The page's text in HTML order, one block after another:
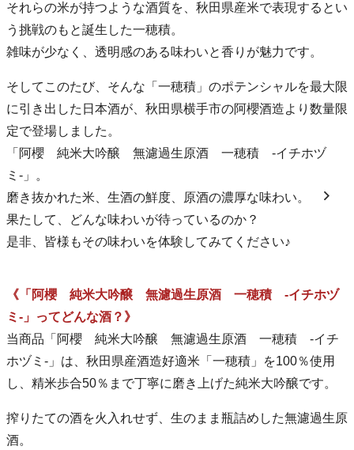
それらの米が持つような酒質を、秋田県産米で表現するとい
う挑戦のもと誕生した一穂積。
雑味が少なく、透明感のある味わいと香りが魅力です。
そしてこのたび、そんな「一穂積」のポテンシャルを最大限
に引き出した日本酒が、秋田県横手市の阿櫻酒造より数量限
定で登場しました。
「阿櫻 純米大吟醸 無濾過生原酒 一穂積 -イチホヅ
ミ-」。
磨き抜かれた米、生酒の鮮度、原酒の濃厚な味わい。
果たして、どんな味わいが待っているのか？
是非、皆様もその味わいを体験してみてください♪
《「阿櫻 純米大吟醸 無濾過生原酒 一穂積 -イチホヅ
ミ-」ってどんな酒？》
当商品「阿櫻 純米大吟醸 無濾過生原酒 一穂積 -イチ
ホヅミ-」は、秋田県産酒造好適米「一穂積」を100％使用
し、精米歩合50％まで丁寧に磨き上げた純米大吟醸です。
搾りたての酒を火入れせず、生のまま瓶詰めした無濾過生原
酒。